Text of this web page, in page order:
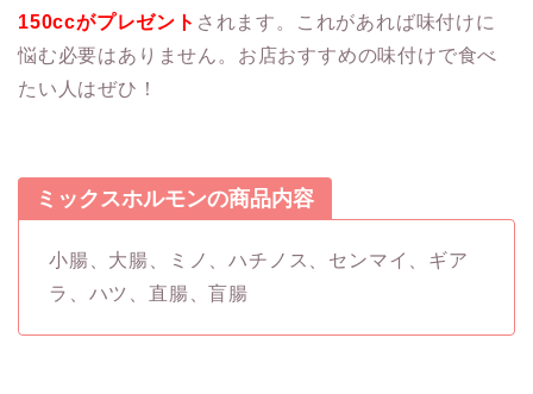
150ccがプレゼント されます。これがあれば味付けに
悩む必要はありません。お店おすすめの味付けで食べ
たい人はぜひ！
ミックスホルモンの商品内容
小腸、大腸、ミノ、ハチノス、センマイ、ギア
ラ、ハツ、直腸、盲腸